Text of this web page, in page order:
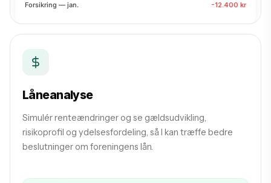
Forsikring — jan. -12.400 kr
Låneanalyse
Simulér renteændringer og se gældsudvikling,
risikoprofil og ydelsesfordeling, så I kan træffe bedre
beslutninger om foreningens lån.